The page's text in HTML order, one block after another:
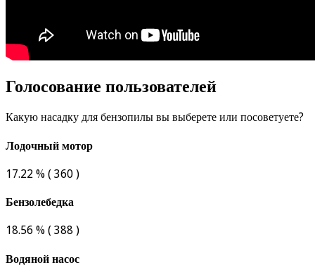
Голосование пользователей
Какую насадку для бензопилы вы выберете или посоветуете?
Лодочный мотор
17.22 % ( 360 )
Бензолебедка
18.56 % ( 388 )
Водяной насос